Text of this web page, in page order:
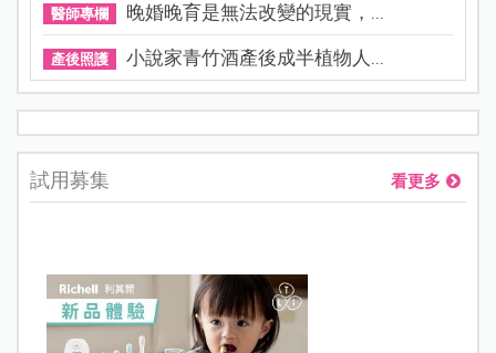
醫師專欄 晚婚晚育是無法改變的現實，...
產後照護 小說家青竹酒產後成半植物人...
試用募集 看更多